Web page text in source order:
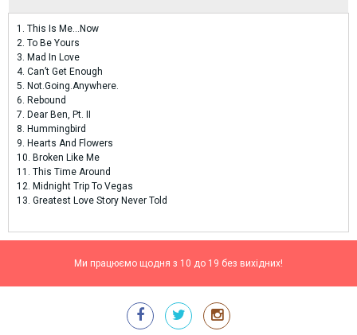
1. This Is Me…Now
2. To Be Yours
3. Mad In Love
4. Can’t Get Enough
5. Not.Going.Anywhere.
6. Rebound
7. Dear Ben, Pt. II
8. Hummingbird
9. Hearts And Flowers
10. Broken Like Me
11. This Time Around
12. Midnight Trip To Vegas
13. Greatest Love Story Never Told
Ми працюємо щодня з 10 до 19 без вихідних!